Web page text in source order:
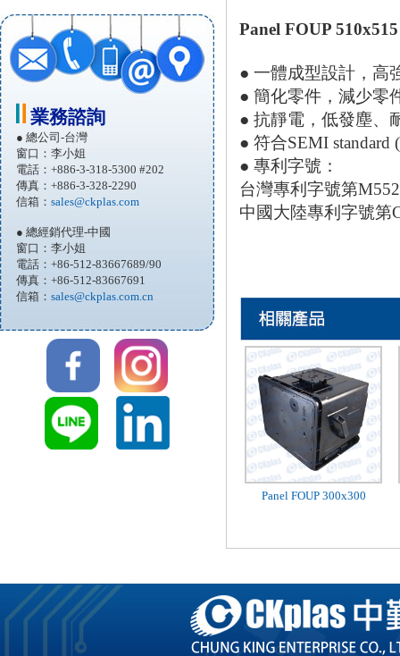
業務諮詢
● 總公司-台灣
窗口：李小姐
電話：+886-3-318-5300 #202
傳真：+886-3-328-2290
信箱： sales@ckplas.com
● 總經銷代理-中國
窗口：李小姐
電話：+86-512-83667689/90
傳真：+86-512-83667691
信箱： sales@ckplas.com.cn
Panel FOUP
● 一體成型設計，高
● 簡化零件，減少零
● 抗靜電，低發塵、
● 符合SEMI standard
● 專利字號：
台灣專利字號第
中國大陸專利字號第
Panel FOUP 300x300